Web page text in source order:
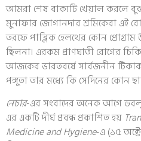
আমরা শেষ বাক্যটি খেয়াল করলে
মুনাফার জোগানদার শ্রমিকেরা এই
তরফে পাব্লিক হেলথের কোন
ছিলনা। এরকম প্রাণঘাতী রোগের
আজকের ভারতবর্ষে সার্বজনীন
পঙ্গুতা তার মধ্যে কি সেদিনের কোন
নেচার-এর সংবাদের অনেক আগে
এর একটি দীর্ঘ প্রবন্ধ প্রকাশিত হয়
Medicine and Hygiene-এ (১৫